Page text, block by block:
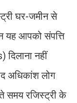
घर-जमीन से
यह आपको संपत्ति
नहीं
अधिकांश लोग
समय रजिस्ट्री के